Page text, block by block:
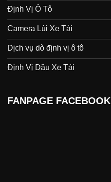
Định Vị Ô Tô
Camera Lùi Xe Tải
Dịch vụ dò định vị ô tô
Định Vị Dầu Xe Tải
FANPAGE FACEBOOK